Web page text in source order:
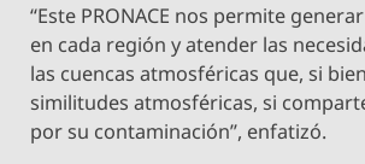
“Este PRONACE nos permite
en cada región y atender las
las cuencas atmosféricas que, si
similitudes atmosféricas, si
por su contaminación”, enfatizó.